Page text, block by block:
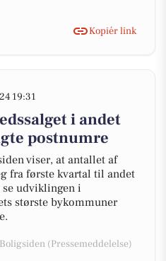
Kopiér link
19:31
i andet
postnumre
viser, at antallet af
fra første kvartal til andet
udviklingen i
største bykommuner
(Pressemeddelelse)